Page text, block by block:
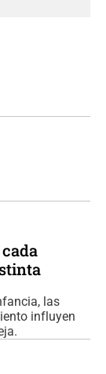
las
influyen